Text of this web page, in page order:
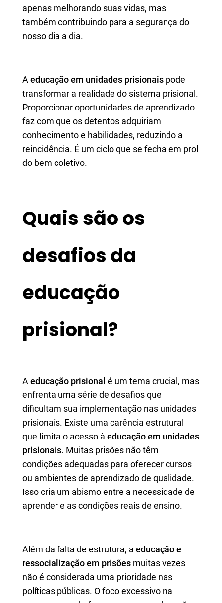
apenas melhorando suas vidas, mas
também contribuindo para a segurança do
nosso dia a dia.
A educação em unidades prisionais pode
transformar a realidade do sistema prisional.
Proporcionar oportunidades de aprendizado
faz com que os detentos adquiriam
conhecimento e habilidades, reduzindo a
reincidência. É um ciclo que se fecha em prol
do bem coletivo.
Quais são os
desafios da
educação
prisional?
A educação prisional é um tema crucial, mas
enfrenta uma série de desafios que
dificultam sua implementação nas unidades
prisionais. Existe uma carência estrutural
que limita o acesso à educação em unidades
prisionais. Muitas prisões não têm
condições adequadas para oferecer cursos
ou ambientes de aprendizado de qualidade.
Isso cria um abismo entre a necessidade de
aprender e as condições reais de ensino.
Além da falta de estrutura, a educação e
ressocialização em prisões muitas vezes
não é considerada uma prioridade nas
políticas públicas. O foco excessivo na